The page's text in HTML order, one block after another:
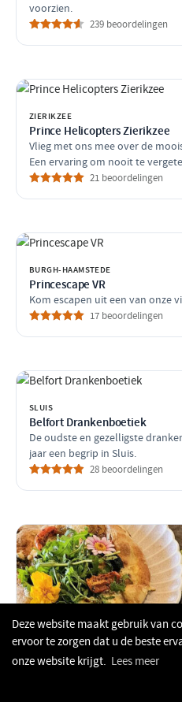
voorzien.
239 beoordelingen
ZIERIKZEE
Prince Helicopters Zierikzee
Vlieg met ons mee over de
Een ervaring om nooit te
21 beoordelingen
BURGH-HAAMSTEDE
Princescape VR
Kom escapen uit een van onze
17 beoordelingen
SLUIS
Belfort Drankenboetiek
De oudste en gezelligste
jaar een begrip in Sluis.
28 beoordelingen
BRESKENS
Dolce ontbijt & lunch Breskens
Deze website maakt gebruik van
ervoor te zorgen dat u de beste
onze website krijgt. Lees meer